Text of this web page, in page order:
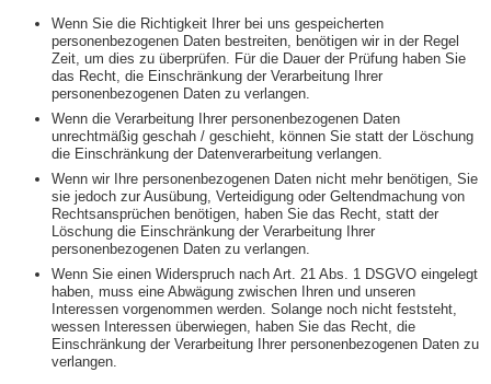
Wenn Sie die Richtigkeit Ihrer bei uns gespeicherten
personenbezogenen Daten bestreiten, benötigen wir in der Regel
Zeit, um dies zu überprüfen. Für die Dauer der Prüfung haben Sie
das Recht, die Einschränkung der Verarbeitung Ihrer
personenbezogenen Daten zu verlangen.
Wenn die Verarbeitung Ihrer personenbezogenen Daten
unrechtmäßig geschah / geschieht, können Sie statt der Löschung
die Einschränkung der Datenverarbeitung verlangen.
Wenn wir Ihre personenbezogenen Daten nicht mehr benötigen, Sie
sie jedoch zur Ausübung, Verteidigung oder Geltendmachung von
Rechtsansprüchen benötigen, haben Sie das Recht, statt der
Löschung die Einschränkung der Verarbeitung Ihrer
personenbezogenen Daten zu verlangen.
Wenn Sie einen Widerspruch nach Art. 21 Abs. 1 DSGVO eingelegt
haben, muss eine Abwägung zwischen Ihren und unseren
Interessen vorgenommen werden. Solange noch nicht feststeht,
wessen Interessen überwiegen, haben Sie das Recht, die
Einschränkung der Verarbeitung Ihrer personenbezogenen Daten zu
verlangen.